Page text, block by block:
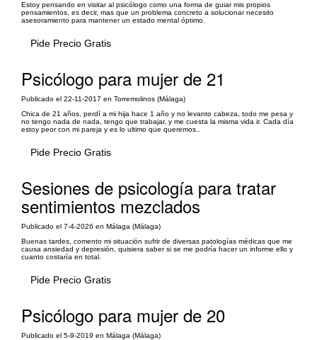
Estoy pensando en visitar al psicólogo como una forma de guiar mis propios
pensamientos, es decir, mas que un problema concreto a solucionar necesito
asesoramiento para mantener un estado mental óptimo.
Pide Precio Gratis
Psicólogo para mujer de 21
Publicado el 22-11-2017 en Torremolinos (Málaga)
Chica de 21 años, perdí a mi hija hace 1 año y no levanto cabeza, todo me pesa y
no tengo nada de nada, tengo que trabajar, y me cuesta la misma vida ir. Cada día
estoy peor con mi pareja y es lo ultimo que queremos..
Pide Precio Gratis
Sesiones de psicología para tratar
sentimientos mezclados
Publicado el 7-4-2026 en Málaga (Málaga)
Buenas tardes, comento mi situación sufrir de diversas patologías médicas que me
causa ansiedad y depresión, quisiera saber si se me podría hacer un informe ello y
cuanto costaría en total.
Pide Precio Gratis
Psicólogo para mujer de 20
Publicado el 5-9-2019 en Málaga (Málaga)